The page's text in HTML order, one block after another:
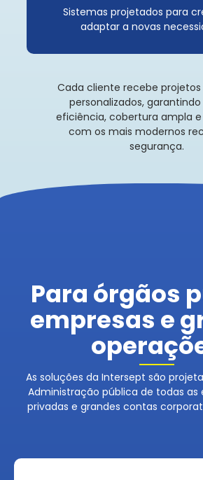
Sistemas projetados para
adaptar a novas
Cada cliente recebe
personalizados,
eficiência, cobertura ampla
com os mais modernos
segurança.
Para órgãos
empresas e
As soluções da Intersept são
Administração pública de todas as
privadas e grandes contas